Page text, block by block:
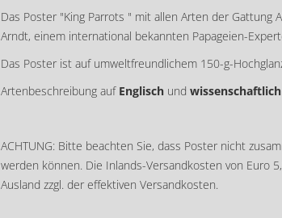
Das Poster "King Parrots " mit allen Arten der
Arndt, einem international bekannten Papageien-
Das Poster ist auf umweltfreundlichem 150-g-
Artenbeschreibung auf Englischund wissenschaftlich
ACHTUNG: Bitte beachten Sie, dass Poster nicht
werden können. Die Inlands-Versandkosten von Euro
Ausland zzgl. der effektiven Versandkosten.